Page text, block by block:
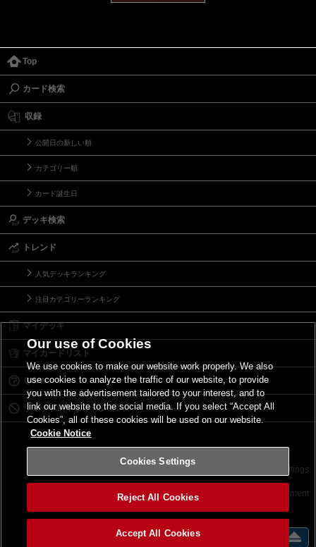
Top
カード検索
収録
公開日の新しい順
カテゴリー順
カード誕生日
デッキ検索
トレンド
人気デッキランキング
注目カテゴリーランキング
マイデッキ
マイカードリスト
Ｑ＆Ａ
リミットレギュレーション
サイトポリシー Cookies Settings
©2026 Konami Digital Entertainment
Our use of Cookies
We use cookies to make our website work properly. We also
use cookies to analyze the traffic of our website, to provide
you with the advertisement tailored to your interest, and to
link our website to the social media. If you select “Accept All
Cookies”, all of these cookies will be used on our website.
Cookie Notice
Cookies Settings
Reject All Cookies
Accept All Cookies